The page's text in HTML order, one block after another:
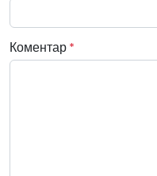
Коментар *